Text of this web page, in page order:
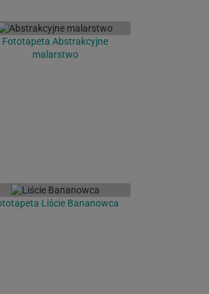
Fototapeta Abstrakcyjne
malarstwo
Liście Bananowca